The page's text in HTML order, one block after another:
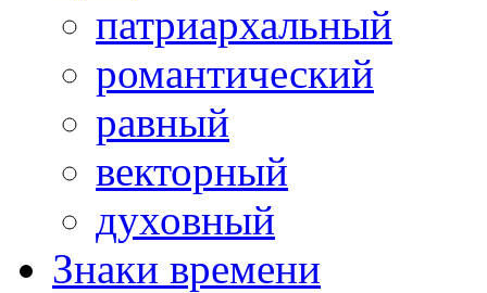
патриархальный
романтический
равный
векторный
духовный
Знаки времени